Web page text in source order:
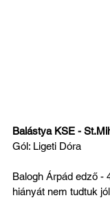
Balástya KSE -
Gól: Ligeti Dóra
Balogh Árpád edző -
hiányát nem tudtuk